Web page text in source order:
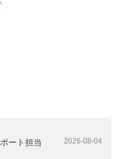
ート担当 2026-08-04